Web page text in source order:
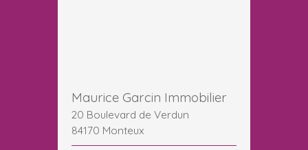
Maurice Garcin Immobilier
20 Boulevard de Verdun
84170 Monteux